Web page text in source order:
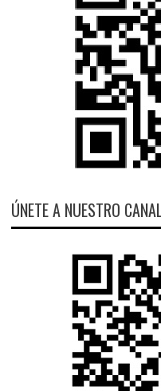
ÚNETE A NUESTRO